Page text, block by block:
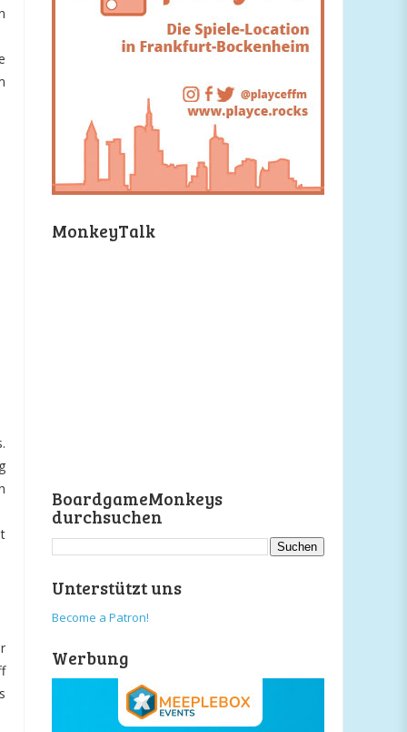
MonkeyTalk
BoardgameMonkeys
durchsuchen
Unterstützt uns
Become a Patron!
Werbung